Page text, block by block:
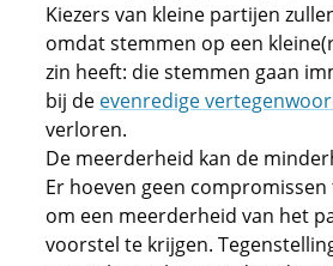
Kiezers van kleine partijen
omdat stemmen op een
zin heeft: die stemmen gaan
bij de evenredige
verloren.
De meerderheid kan de
Er hoeven geen
om een meerderheid van het
voorstel te krijgen.